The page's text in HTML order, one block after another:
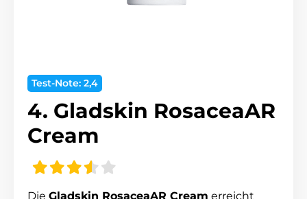
Test-Note: 2,4
4. Gladskin RosaceaAR
Cream
Die Gladskin RosaceaAR Cream erreicht